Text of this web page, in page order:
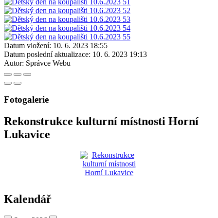
Datum vložení: 10. 6. 2023 18:55
Datum poslední aktualizace: 10. 6. 2023 19:13
Autor: Správce Webu
Fotogalerie
Rekonstrukce kulturní místnosti Horní
Lukavice
Kalendář